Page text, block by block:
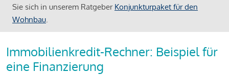
Sie sich in unserem Ratgeber Konjunkturpaket für den
Wohnbau.
Immobilienkredit-Rechner: Beispiel für
eine Finanzierung